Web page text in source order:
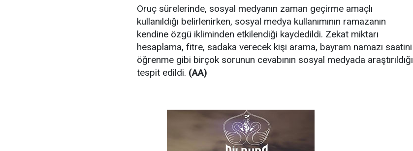
Oruç sürelerinde, sosyal medyanın zaman geçirme amaçlı
kullanıldığı belirlenirken, sosyal medya kullanımının ramazanın
kendine özgü ikliminden etkilendiği kaydedildi. Zekat miktarı
hesaplama, fitre, sadaka verecek kişi arama, bayram namazı saatini
öğrenme gibi birçok sorunun cevabının sosyal medyada araştırıldığı
tespit edildi. (AA)